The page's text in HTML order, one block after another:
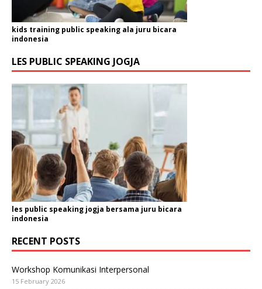
kids training public speaking ala juru bicara
indonesia
LES PUBLIC SPEAKING JOGJA
les public speaking jogja bersama juru bicara
indonesia
RECENT POSTS
Workshop Komunikasi Interpersonal
15 February 2026